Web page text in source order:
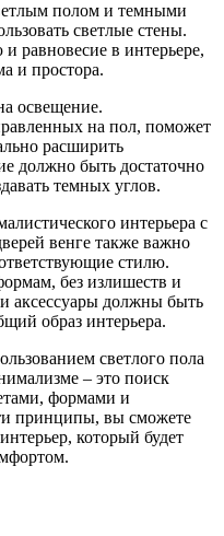
полом и темными
светлые стены.
равновесие в интерьере,
и простора.
освещение.
на пол, поможет
расширить
должно быть достаточно
темных углов.
интерьера с
венге также важно
стилю.
без излишеств и
аксессуары должны быть
образ интерьера.
светлого пола
– это поиск
формами и
принципы, вы сможете
который будет